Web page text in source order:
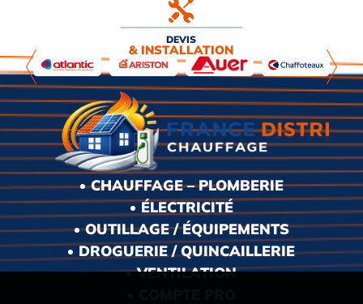
DEVIS
& INSTALLATION
CHAUFFAGE – PLOMBERIE
ÉLECTRICITÉ
OUTILLAGE / ÉQUIPEMENTS
DROGUERIE / QUINCAILLERIE
VENTILATION